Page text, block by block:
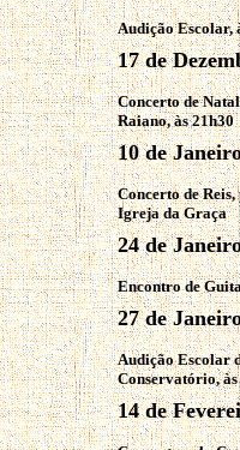
Audição Escolar,
17 de
Concerto de
Raiano, às 21h30
10 de
Concerto de
Igreja da Graça
24 de
Encontro de
27 de
Audição Escolar
Conservatório,
14 de